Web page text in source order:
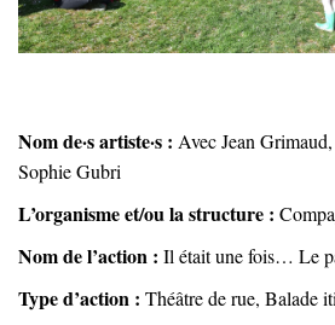
Nom de·s artiste·s : Avec Jean
Sophie Gubri
L’organisme et/ou la structure :
Nom de l’action : Il était une fois… Le
Type d’action : Théâtre de rue, Balade